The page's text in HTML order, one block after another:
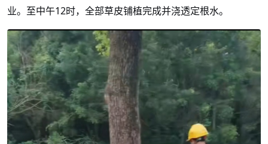
业。至中午12时，全部草皮铺植完成并浇透定根水。